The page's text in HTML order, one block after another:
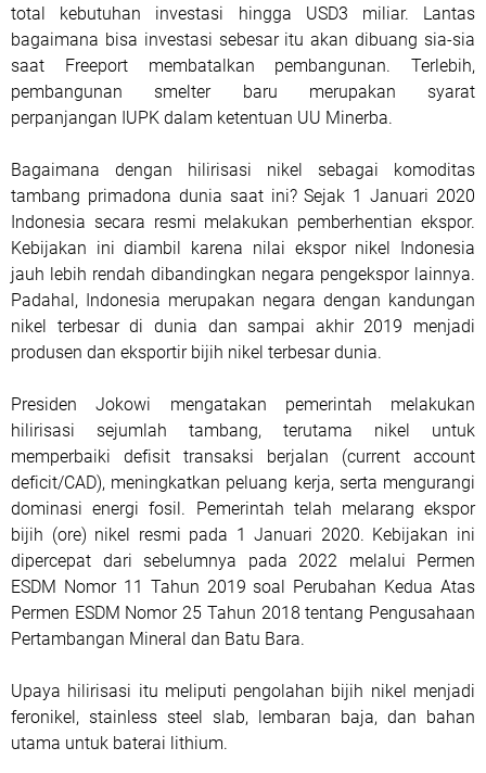
total kebutuhan investasi hingga USD3 miliar. Lantas
bagaimana bisa investasi sebesar itu akan dibuang sia-sia
saat Freeport membatalkan pembangunan. Terlebih,
pembangunan smelter baru merupakan syarat
perpanjangan IUPK dalam ketentuan UU Minerba.
Bagaimana dengan hilirisasi nikel sebagai komoditas
tambang primadona dunia saat ini? Sejak 1 Januari 2020
Indonesia secara resmi melakukan pemberhentian ekspor.
Kebijakan ini diambil karena nilai ekspor nikel Indonesia
jauh lebih rendah dibandingkan negara pengekspor lainnya.
Padahal, Indonesia merupakan negara dengan kandungan
nikel terbesar di dunia dan sampai akhir 2019 menjadi
produsen dan eksportir bijih nikel terbesar dunia.
Presiden Jokowi mengatakan pemerintah melakukan
hilirisasi sejumlah tambang, terutama nikel untuk
memperbaiki defisit transaksi berjalan (current account
deficit/CAD), meningkatkan peluang kerja, serta mengurangi
dominasi energi fosil. Pemerintah telah melarang ekspor
bijih (ore) nikel resmi pada 1 Januari 2020. Kebijakan ini
dipercepat dari sebelumnya pada 2022 melalui Permen
ESDM Nomor 11 Tahun 2019 soal Perubahan Kedua Atas
Permen ESDM Nomor 25 Tahun 2018 tentang Pengusahaan
Pertambangan Mineral dan Batu Bara.
Upaya hilirisasi itu meliputi pengolahan bijih nikel menjadi
feronikel, stainless steel slab, lembaran baja, dan bahan
utama untuk baterai lithium.